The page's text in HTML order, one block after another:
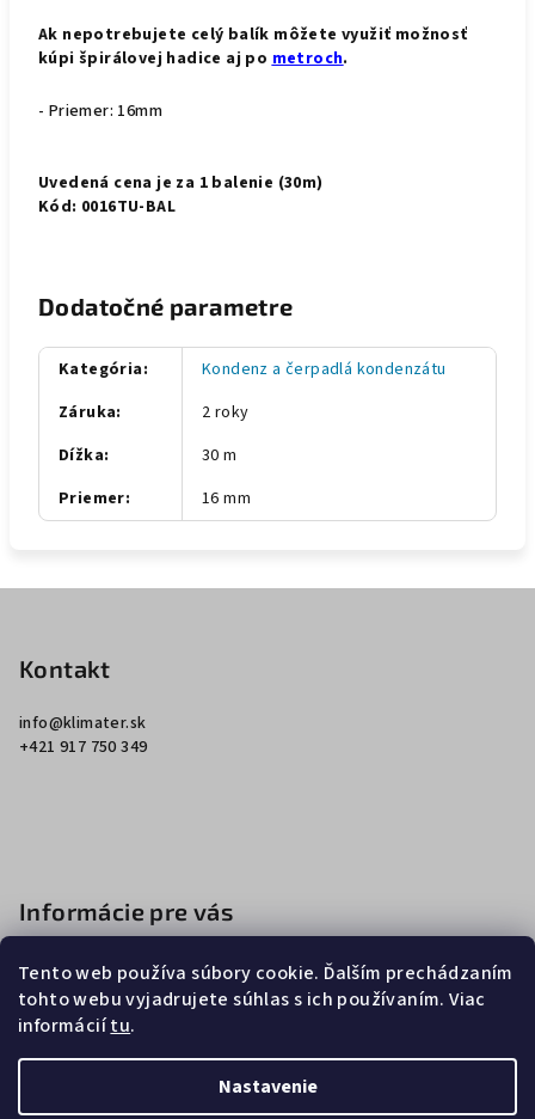
Tento web používa súbory cookie. Ďalším prechádzaním
tohto webu vyjadrujete súhlas s ich používaním. Viac
informáciítu.
Nastavenie
Ak nepotrebujete celý balík môžete využiť možnosť
kúpi špirálovej hadice aj pometroch.
- Priemer: 16mm
Uvedená cena je za 1 balenie (30m)
Kód: 0016TU-BAL
Dodatočné parametre
Kategória:
Kondenz a čerpadlá kondenzátu
Záruka:
2 roky
Dížka:
30 m
Priemer: 16 mm
Kontakt
info@klimater.sk
+421 917 750 349
Informácie pre vás
Ako nakupovať
Obchodné podmienky
Podmienky ochrany osobných údajov